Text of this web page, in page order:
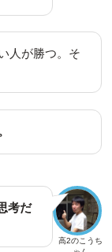
人が勝つ。そ
高2のこうち
考だ